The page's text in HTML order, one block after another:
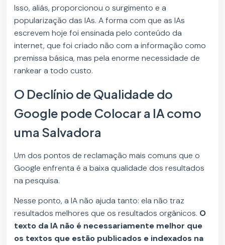
Isso, aliás, proporcionou o surgimento e a
popularização das IAs. A forma com que as IAs
escrevem hoje foi ensinada pelo conteúdo da
internet, que foi criado não com a informação como
premissa básica, mas pela enorme necessidade de
rankear a todo custo.
O Declínio de Qualidade do
Google pode Colocar a IA como
uma Salvadora
Um dos pontos de reclamação mais comuns que o
Google enfrenta é a baixa qualidade dos resultados
na pesquisa.
Nesse ponto, a IA não ajuda tanto: ela não traz
resultados melhores que os resultados orgânicos. O
texto da IA não é necessariamente melhor que
os textos que estão publicados e indexados na